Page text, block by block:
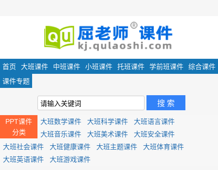
首页 大班课件 中班课件 小班课件 托班课件 学前班课件
综合课件
课件专题
PPT课件
分类
大班数学课件 大班科学课件
大班语言课件
大班音乐课件
大班美术课件
大班安全课件
大班社会课件
大班健康课件 大班主题课件
大班体育课件
大班英语课件
大班游戏课件